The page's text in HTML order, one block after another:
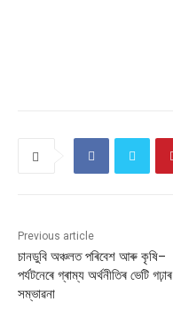
Previous article
চানডুবি অঞ্চলত পৰিবেশ আৰু কৃষি–
পৰ্যটনেৰে গ্ৰাম্য অৰ্থনীতিৰ ভেটি গঢ়াৰ
সম্ভাৱনা